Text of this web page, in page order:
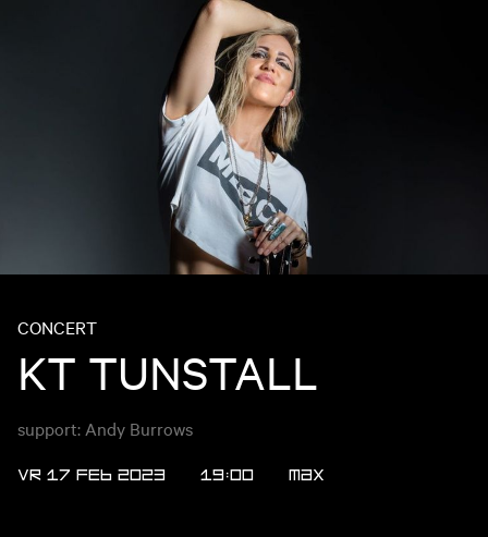
CONCERT
KT TUNSTALL
support: Andy Burrows
VR 17 FEB 2023 19:00 Max